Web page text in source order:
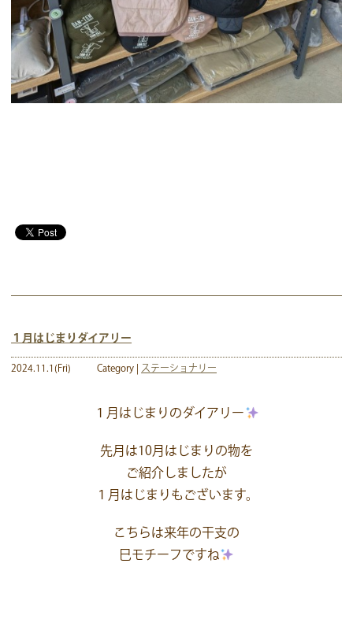
１月はじまりダイアリー
2024.11.1(Fri) Category | ステーショナリー
１月はじまりのダイアリー
先月は10月はじまりの物を
ご紹介しましたが
１月はじまりもございます。
こちらは来年の干支の
巳モチーフですね